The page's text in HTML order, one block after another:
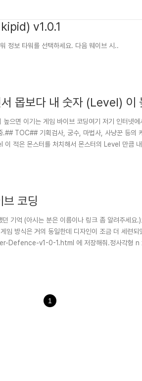
v1.0.1
정보 타워를 선택하세요. 다음 웨이브 시..
몹보다 내 숫자 (Level) 이
면 이기는 게임 바이브 코딩여기 저기 인터넷
TOC## 기획검사, 궁수, 마법사, 사냥꾼 등의
적은 몬스터를 처치해서 몬스터의 Level 만큼
코딩
억 (아시는 분은 이름이나 링크 좀 알려주세요
방식은 거의 동일한데 디자인이 조금 더 세
v1-0-1.html 에 저장해줘.정사각형 n x
1